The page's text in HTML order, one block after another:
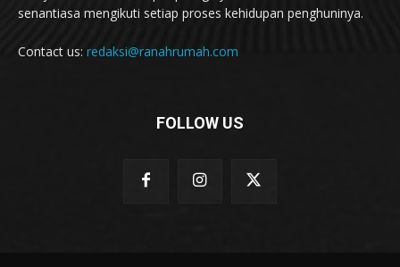
senantiasa mengikuti setiap proses kehidupan penghuninya.
Contact us: redaksi@ranahrumah.com
FOLLOW US